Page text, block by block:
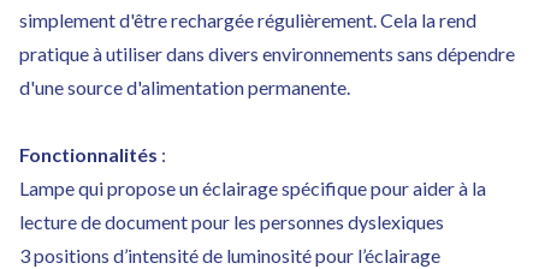
simplement d'être rechargée régulièrement. Cela la rend
pratique à utiliser dans divers environnements sans dépendre
d'une source d'alimentation permanente.
Fonctionnalités :
Lampe qui propose un éclairage spécifique pour aider à la
lecture de document pour les personnes dyslexiques
3 positions d’intensité de luminosité pour l’éclairage